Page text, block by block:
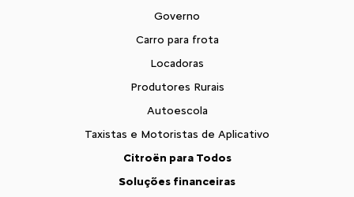
Governo
Carro para frota
Locadoras
Produtores Rurais
Autoescola
Taxistas e Motoristas de Aplicativo
Citroën para Todos
Soluções financeiras